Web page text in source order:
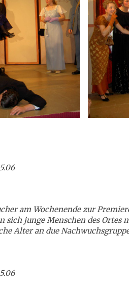
am Wochenende zur
sich junge Menschen des Ortes
Alter an due